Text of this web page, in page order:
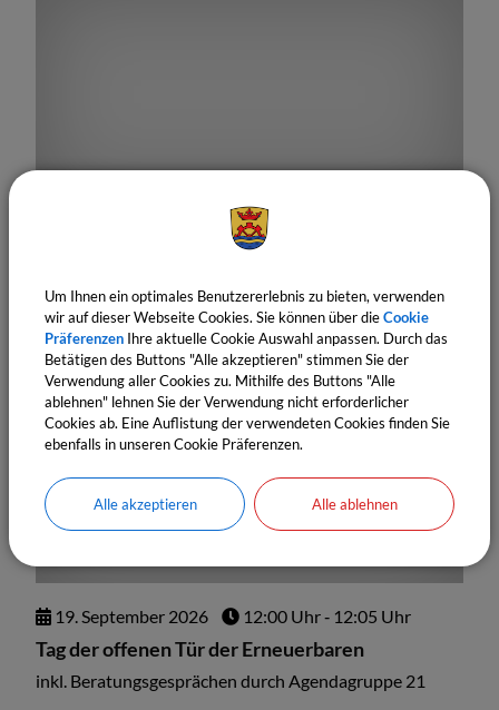
19:00 Uhr
Fachvortrag Agendagruppe 21
19.September 2026 12:00 Uhr‐ 12:05 Uhr
Tag der offenen Tür der Erneuerbaren
inkl. Beratungsgesprächen durch Agendagruppe 21
Um Ihnen ein optimales Benutzererlebnis zu bieten, verwenden
wir auf dieser Webseite Cookies. Sie können über dieCookie
Präferenzen Ihre aktuelle Cookie Auswahl anpassen. Durch das
Betätigen des Buttons "Alle akzeptieren" stimmen Sie der
Verwendung aller Cookies zu. Mithilfe des Buttons "Alle
ablehnen" lehnen Sie der Verwendung nicht erforderlicher
Cookies ab. Eine Auflistung der verwendeten Cookies finden Sie
ebenfalls in unseren Cookie Präferenzen.
Alle akzeptieren Alle ablehnen